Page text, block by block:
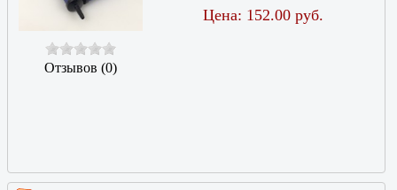
Отзывов (0)
Цена: 152.00 руб.